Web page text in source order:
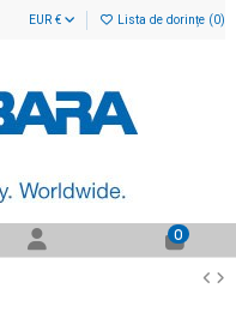
EUR € Lista de dorințe (0)
0